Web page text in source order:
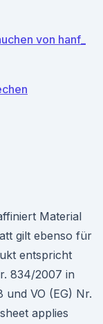
von hanf_
Material
gilt ebenso für
entspricht
834/2007 in
und VO (EG) Nr.
applies